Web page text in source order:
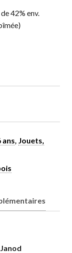
42% env.
ans Jouets,